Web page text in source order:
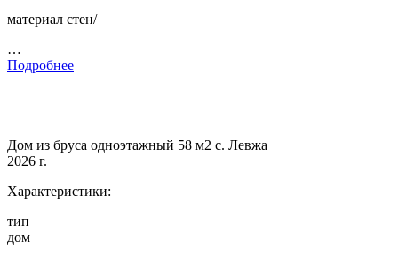
материал стен/
…
Подробнее
Дом из бруса одноэтажный 58 м2 с. Левжа
2026 г.
Характеристики:
тип
дом